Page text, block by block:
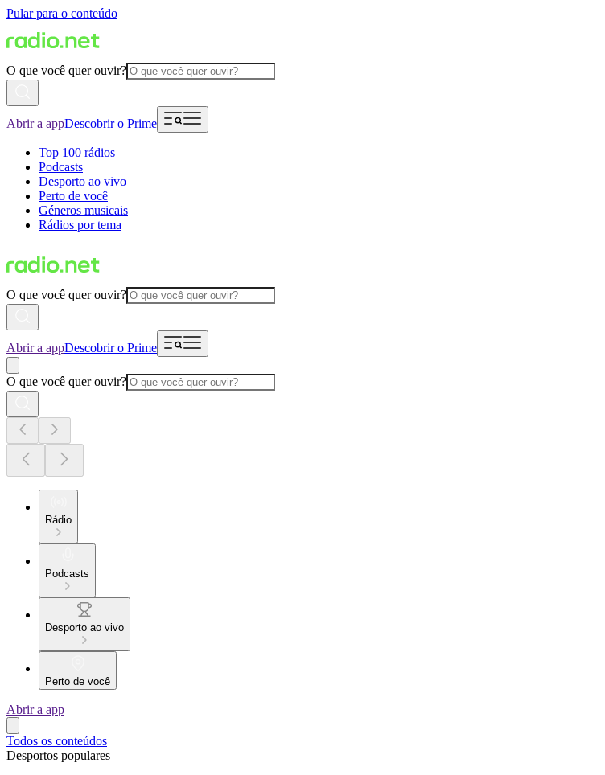
Pular para o conteúdo
O que você quer ouvir?
Abrir a appDescobrir o Prime
Top 100 rádios
Podcasts
Desporto ao vivo
Perto de você
Géneros musicais
Rádios por tema
O que você quer ouvir?
Abrir a appDescobrir o Prime
O que você quer ouvir?
Rádio
Podcasts
Desporto ao vivo
Perto de você
Abrir a app
Todos os conteúdos
Desportos populares